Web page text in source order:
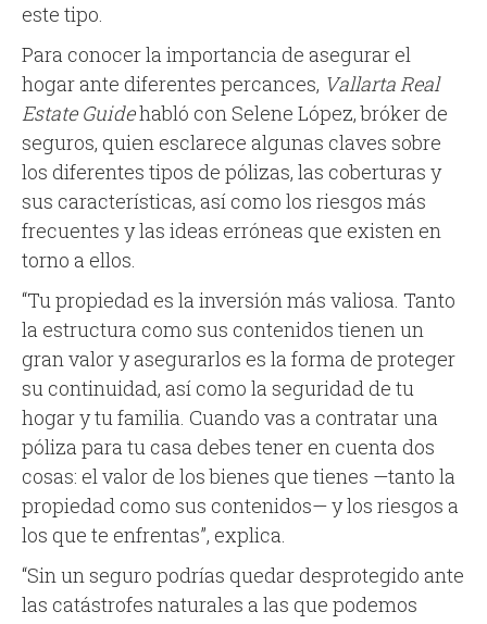
este tipo.
Para conocer la importancia de asegurar el
hogar ante diferentes percances, Vallarta Real
Estate Guidehabló con Selene López, bróker de
seguros, quien esclarece algunas claves sobre
los diferentes tipos de pólizas, las coberturas y
sus características, así como los riesgos más
frecuentes y las ideas erróneas que existen en
torno a ellos.
“Tu propiedad es la inversión más valiosa. Tanto
la estructura como sus contenidos tienen un
gran valor y asegurarlos es la forma de proteger
su continuidad, así como la seguridad de tu
hogar y tu familia. Cuando vas a contratar una
póliza para tu casa debes tener en cuenta dos
cosas: el valor de los bienes que tienes —tanto la
propiedad como sus contenidos— y los riesgos a
los que te enfrentas”, explica.
“Sin un seguro podrías quedar desprotegido ante
las catástrofes naturales a las que podemos